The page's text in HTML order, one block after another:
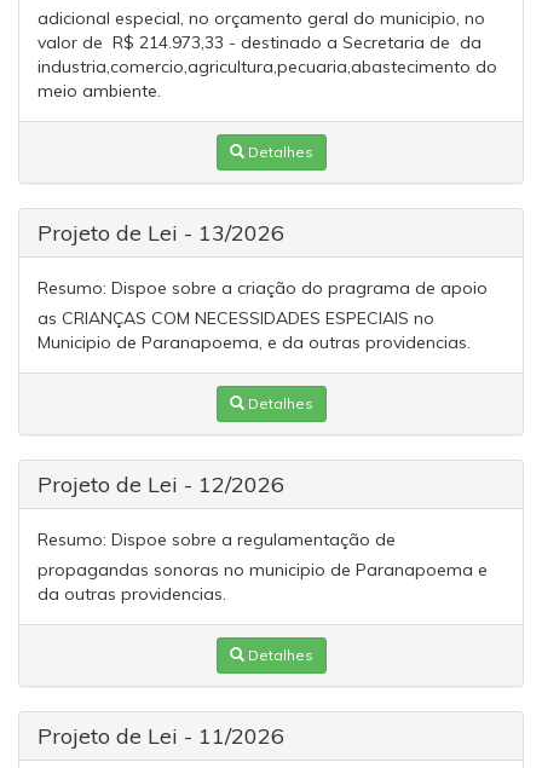
adicional especial, no orçamento geral do municipio, no
valor de R$ 214.973,33 - destinado a Secretaria de da
industria,comercio,agricultura,pecuaria,abastecimento do
meio ambiente.
Detalhes
Projeto de Lei - 13/2026
Resumo: Dispoe sobre a criação do pragrama de apoio
as CRIANÇAS COM NECESSIDADES ESPECIAIS no
Municipio de Paranapoema, e da outras providencias.
Detalhes
Projeto de Lei - 12/2026
Resumo: Dispoe sobre a regulamentação de
propagandas sonoras no municipio de Paranapoema e
da outras providencias.
Detalhes
Projeto de Lei - 11/2026